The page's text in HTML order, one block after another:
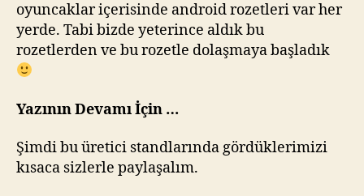
oyuncaklar içerisinde android rozetleri var her
yerde. Tabi bizde yeterince aldık bu
rozetlerden ve bu rozetle dolaşmaya başladık
Yazının Devamı İçin …
Şimdi bu üretici standlarında gördüklerimizi
kısaca sizlerle paylaşalım.